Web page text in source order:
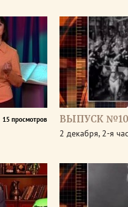
15 просмотров ВЫПУСК
2 декабря, 2-я